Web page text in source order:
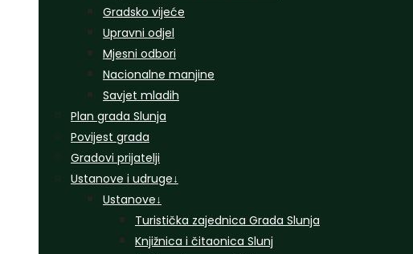
Gradsko vijeće
Upravni odjel
Mjesni odbori
Nacionalne manjine
Savjet mladih
Plan grada Slunja
Povijest grada
Gradovi prijatelji
Ustanove i udruge↓
Ustanove↓
Turistička zajednica Grada Slunja
Knjižnica i čitaonica Slunj